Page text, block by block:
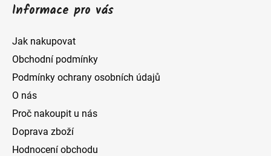
Informace pro vás
Jak nakupovat
Obchodní podmínky
Podmínky ochrany osobních údajů
O nás
Proč nakoupit u nás
Doprava zboží
Hodnocení obchodu